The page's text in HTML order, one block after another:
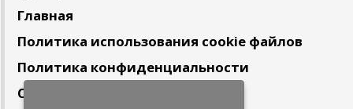
Главная
Политика использования cookie файлов
Политика конфиденциальности
Сотрудничество